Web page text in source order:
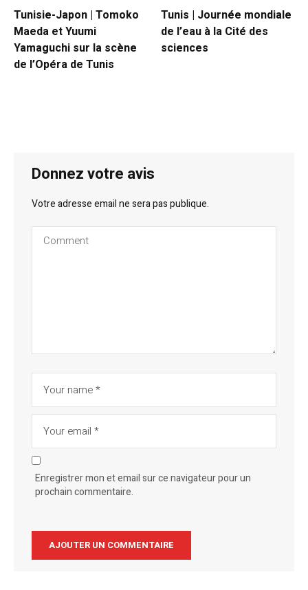
Tunisie-Japon | Tomoko
Maeda et Yuumi
Yamaguchi sur la scène
de l’Opéra de Tunis
Tunis | Journée mondiale
de l’eau à la Cité des
sciences
Donnez votre avis
Votre adresse email ne sera pas publique.
Enregistrer mon et email sur ce navigateur pour un
prochain commentaire.